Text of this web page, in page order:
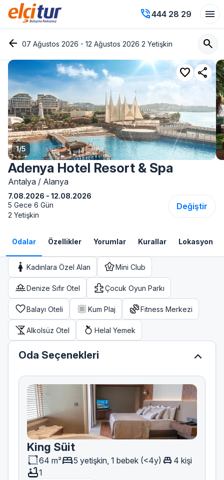
phone_in_talk444 28 29 menu
arrow_back 07 Ağustos 2026 - 12 Ağustos 2026 2 Yetişkin search
Adenya Hotel Resort & Spa
Antalya / Alanya
share
favorite
7.08.2026 - 12.08.2026
5 Gece 6 Gün
2 Yetişkin
Değiştir
1/5
Odalar Özellikler Yorumlar Kurallar Lokasyon
Kadınlara Özel Alan Mini Club
Denize Sıfır Otel Çocuk Oyun Parkı
Balayı Oteli Kum Plaj Fitness Merkezi
Alkolsüz Otel Helal Yemek
Oda Seçenekleri expand_less
King Süit
resize64 m²bed5 yetişkin, 1 bebek (<4y) single_bed 4 kişi
bathtub1